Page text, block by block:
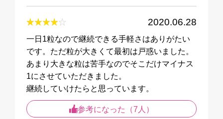
2020.06.28
一日1粒なので継続できる手軽さはありがたい
です。ただ粒が大きくて最初は戸惑いました。
あまり大きな粒は苦手なのでそこだけマイナス
1にさせていただきました。
継続していけたらと思っています。
参考になった（7人）